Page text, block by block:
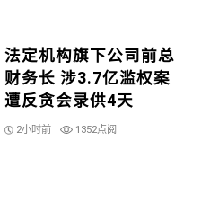
法定机构旗下公司前总
财务长 涉3.7亿滥权案
遭反贪会录供4天
2小时前 1352点阅